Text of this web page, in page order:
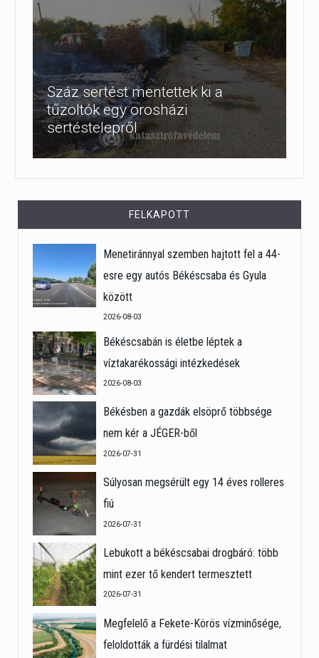
Száz sertést mentettek ki a
tűzoltók egy orosházi
sertéstelepről
FELKAPOTT
Menetiránnyal szemben hajtott fel a 44-
esre egy autós Békéscsaba és Gyula
között
2026-08-03
Békéscsabán is életbe léptek a
víztakarékossági intézkedések
2026-08-03
Békésben a gazdák elsöprő többsége
nem kér a JÉGER-ből
2026-07-31
Súlyosan megsérült egy 14 éves rolleres
fiú
2026-07-31
Lebukott a békéscsabai drogbáró: több
mint ezer tő kendert termesztett
2026-07-31
Megfelelő a Fekete-Körös vízminősége,
feloldották a fürdési tilalmat